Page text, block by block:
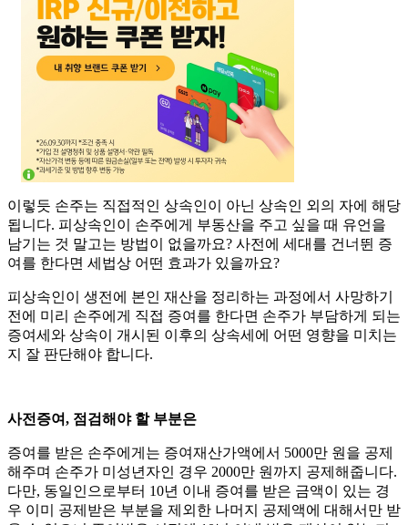
이렇듯 손주는 직접적인 상속인이 아닌 상속인 외의 자에 해당
됩니다. 피상속인이 손주에게 부동산을 주고 싶을 때 유언을
남기는 것 말고는 방법이 없을까요? 사전에 세대를 건너뛴 증
여를 한다면 세법상 어떤 효과가 있을까요?
피상속인이 생전에 본인 재산을 정리하는 과정에서 사망하기
전에 미리 손주에게 직접 증여를 한다면 손주가 부담하게 되는
증여세와 상속이 개시된 이후의 상속세에 어떤 영향을 미치는
지 잘 판단해야 합니다.
사전증여, 점검해야 할 부분은
증여를 받은 손주에게는 증여재산가액에서 5000만 원을 공제
해주며 손주가 미성년자인 경우 2000만 원까지 공제해줍니다.
다만, 동일인으로부터 10년 이내 증여를 받은 금액이 있는 경
우 이미 공제받은 부분을 제외한 나머지 공제액에 대해서만 받